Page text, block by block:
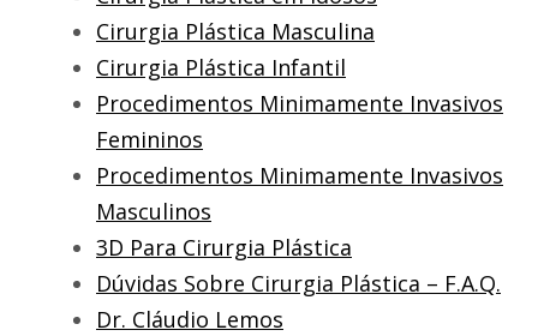
Cirurgia Plástica Masculina
Cirurgia Plástica Infantil
Procedimentos Minimamente Invasivos
Femininos
Procedimentos Minimamente Invasivos
Masculinos
3D Para Cirurgia Plástica
Dúvidas Sobre Cirurgia Plástica – F.A.Q.
Dr. Cláudio Lemos